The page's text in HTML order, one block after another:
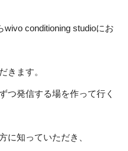
conditioning studioにお
きます。
つ発信する場を作って行く
に知っていただき、